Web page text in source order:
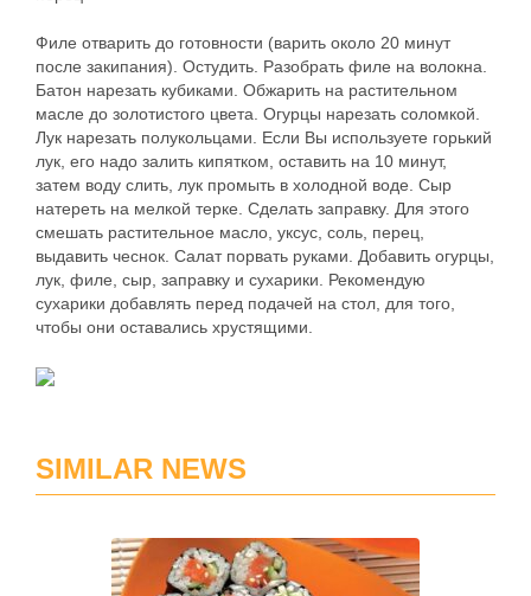
Филе отварить до готовности (варить около 20 минут
после закипания). Остудить. Разобрать филе на волокна.
Батон нарезать кубиками. Обжарить на растительном
масле до золотистого цвета. Огурцы нарезать соломкой.
Лук нарезать полукольцами. Если Вы используете горький
лук, его надо залить кипятком, оставить на 10 минут,
затем воду слить, лук промыть в холодной воде. Сыр
натереть на мелкой терке. Сделать заправку. Для этого
смешать растительное масло, уксус, соль, перец,
выдавить чеснок. Салат порвать руками. Добавить огурцы,
лук, филе, сыр, заправку и сухарики. Рекомендую
сухарики добавлять перед подачей на стол, для того,
чтобы они оставались хрустящими.
SIMILAR NEWS